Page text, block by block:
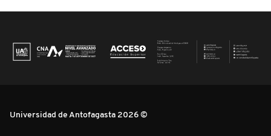
Universidad de Antofagasta 2026 ©